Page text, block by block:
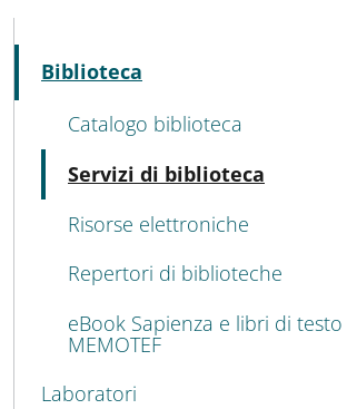
MENU CEV SECOND NAVIGATION
Biblioteca
Attivo
Catalogo biblioteca
Servizi di biblioteca
Risorse elettroniche
Repertori di biblioteche
eBook Sapienza e libri di testo
MEMOTEF
Laboratori